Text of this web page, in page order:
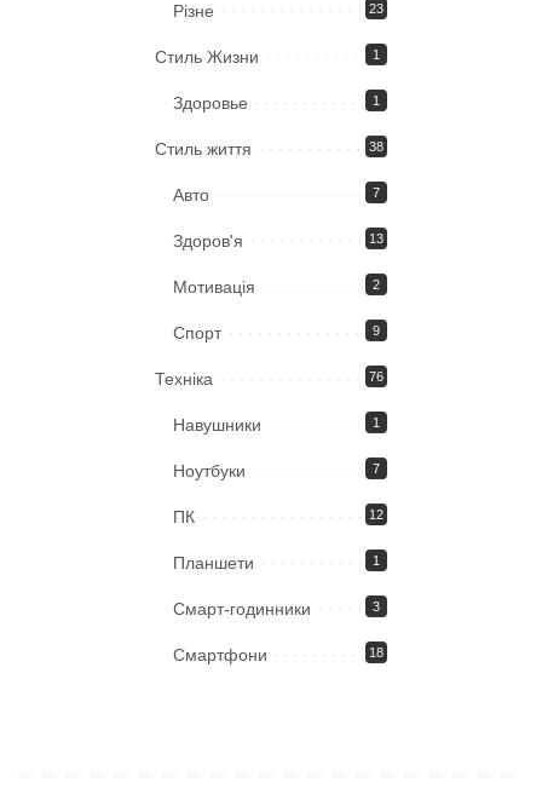
Різне 23
Стиль Жизни 1
Здоровье 1
Стиль життя 38
Авто 7
Здоров'я 13
Мотивація 2
Спорт 9
Техніка 76
Навушники 1
Ноутбуки 7
ПК 12
Планшети 1
Смарт-годинники 3
Смартфони 18